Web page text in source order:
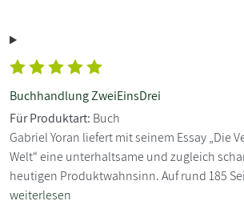
Buchhandlung ZweiEinsDrei
Für Produktart: Buch
Gabriel Yoran liefert mit seinem Essay „Die
Welt“ eine unterhaltsame und zugleich
heutigen Produktwahnsinn. Auf rund 185
weiterlesen